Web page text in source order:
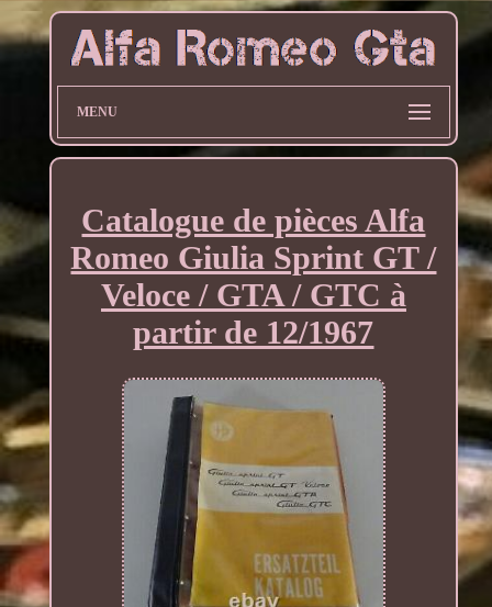
MENU
Catalogue de pièces Alfa
Romeo Giulia Sprint GT /
Veloce / GTA / GTC à
partir de 12/1967